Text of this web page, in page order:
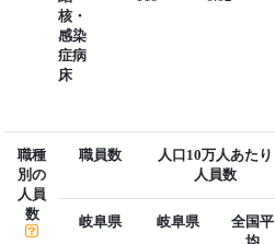
核・
感染
症病
床
職種
別の
人員
数
職員数
人口10万人あたり
人員数
岐阜県
岐阜県
全国平